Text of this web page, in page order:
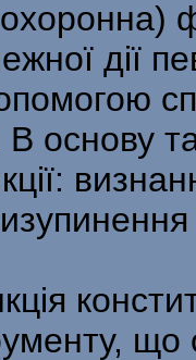
дії
В основу